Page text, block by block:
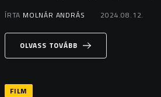
ÍRTA MOLNÁR ANDRÁS 2024.08.12.
OLVASS TOVÁBB
FILM